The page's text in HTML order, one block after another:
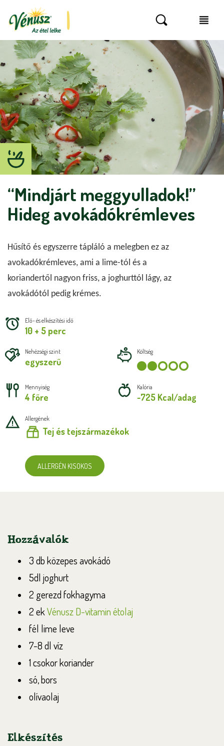
“Mindjárt meggyulladok!”
Hideg avokádókrémleves
Hűsítő és egyszerre tápláló a melegben ez az
avokadókrémleves, ami a lime-tól és a
koriandertől nagyon friss, a joghurttól lágy, az
avokádótól pedig krémes.
Elő- és elkészítési idő
10 + 5 perc
Nehézségi szint
egyszerű
Költség
Mennyiség
4 főre
Kalória
~725 Kcal/adag
Allergének
Tej és tejszármazékok
ALLERGÉN KISOKOS
Hozzávalók
3 db közepes avokádó
5dl joghurt
2 gerezd fokhagyma
2 ekVénusz D-vitamin étolaj
fél lime leve
7-8 dl víz
1 csokor koriander
só, bors
olívaolaj
Elkészítés